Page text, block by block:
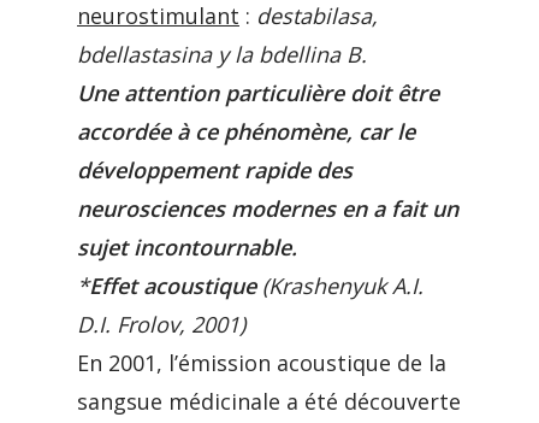
neurostimulant : destabilasa,
bdellastasina y la bdellina B.
Une attention particulière doit être
accordée à ce phénomène, car le
développement rapide des
neurosciences modernes en a fait un
sujet incontournable.
*Effet acoustique(Krashenyuk A.I.
D.I. Frolov, 2001)
En 2001, l’émission acoustique de la
sangsue médicinale a été découverte